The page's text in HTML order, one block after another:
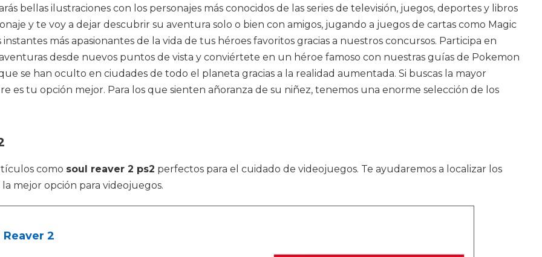
bellas ilustraciones con los personajes más conocidos de las series de televisión, juegos, deportes y libros
y te voy a dejar descubrir su aventura solo o bien con amigos, jugando a juegos de cartas como Magic
más apasionantes de la vida de tus héroes favoritos gracias a nuestros concursos. Participa en
desde nuevos puntos de vista y conviértete en un héroe famoso con nuestras guías de Pokemon
se han oculto en ciudades de todo el planeta gracias a la realidad aumentada. Si buscas la mayor
es tu opción mejor. Para los que sienten añoranza de su niñez, tenemos una enorme selección de los
como soul reaver 2 ps2 perfectos para el cuidado de videojuegos. Te ayudaremos a localizar los
mejor opción para videojuegos.
Reaver 2